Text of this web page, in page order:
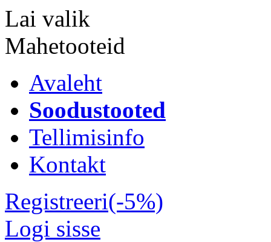
Lai valik
Mahetooteid
Avaleht
Soodustooted
Tellimisinfo
Kontakt
Registreeri(-5%)
Logi sisse